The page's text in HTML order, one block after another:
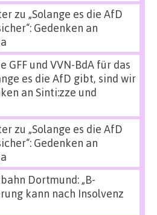
zu „Solange es die AfD
Gedenken an
GFF und VVN-BdA für das
es die AfD gibt, sind wir
an Sinti:zze und
zu „Solange es die AfD
Gedenken an
Dortmund: „B-
kann nach Insolvenz